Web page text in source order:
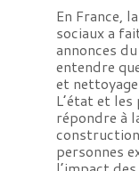
En France,
sociaux a
annonces
entendre
et
L’état et
répondre à
personnes